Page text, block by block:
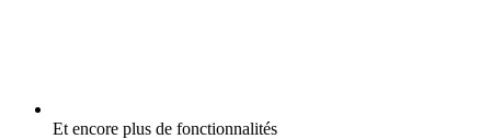
Et encore plus de fonctionnalités